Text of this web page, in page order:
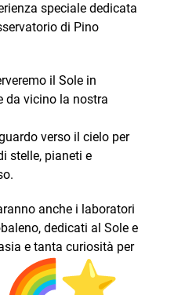
speciale dedicata
di Pino
il Sole in
da vicino la nostra
verso il cielo per
stelle, pianeti e
anche i laboratori
dedicati al Sole e
e tanta curiosità per